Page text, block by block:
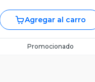
Agregar al carro
Promocionado